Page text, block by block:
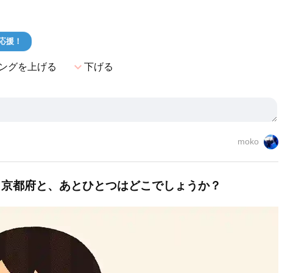
グを上げる
援！
expand_more下げる
moko
都府と、あとひとつはどこでしょうか？